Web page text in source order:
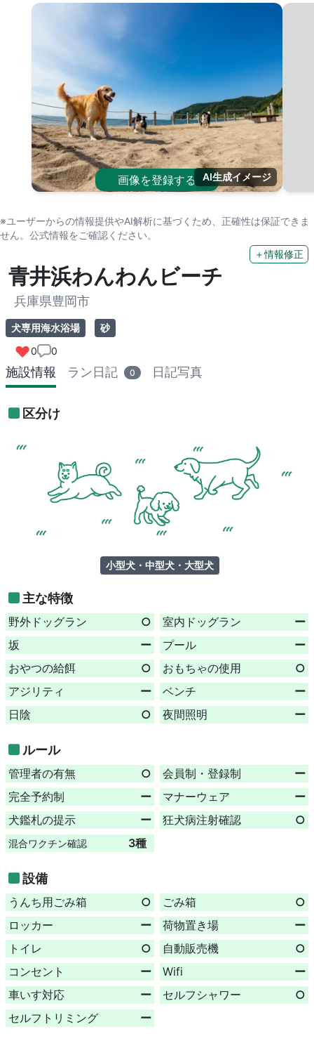
画像を登録する AI生成イメージ
※ユーザーからの情報提供やAI解析に基づくため、正確性は保証できま
せん。公式情報をご確認ください。
＋情報修正
青井浜わんわんビーチ
兵庫県豊岡市
犬専用海水浴場
砂
0
0
施設情報 ラン日記 0 日記写真
区分け
小型犬・中型犬・大型犬
主な特徴
野外ドッグラン ○ 室内ドッグラン
ー
坂
ー プール
ー
おやつの給餌
○ おもちゃの使用
○
アジリティ
ー ベンチ
ー
日陰
○ 夜間照明 ー
ルール
管理者の有無 ○ 会員制・登録制
ー
完全予約制
ー マナーウェア
ー
犬鑑札の提示
ー 狂犬病注射確認 ○
混合ワクチン確認 3種
設備
うんち用ごみ箱 ○ ごみ箱
○
ロッカー
ー 荷物置き場
ー
トイレ
○ 自動販売機
○
コンセント
ー Wifi
ー
車いす対応
ー セルフシャワー
○
セルフトリミング
ー